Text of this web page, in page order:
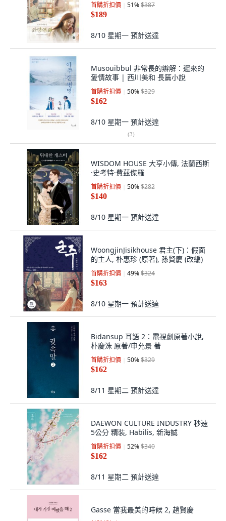
首購折扣價 51%$387
$189
8/10 星期一 預計送達
Musouibbul 非常長的辯解：遲來的
愛情故事 | 西川美和 長篇小說
首購折扣價 50%$329
$162
8/10 星期一 預計送達
(3)
WISDOM HOUSE 大亨小傳, 法蘭西斯
·史考特·費茲傑羅
首購折扣價 50%$282
$140
8/10 星期一 預計送達
WoongjinJisikhouse 君主(下)：假面
的主人, 朴惠珍 (原著), 孫賢慶 (改編)
首購折扣價 49%$324
$163
8/10 星期一 預計送達
Bidansup 耳語 2：電視劇原著小說,
朴慶洙 原著/申允景 著
首購折扣價 50%$329
$162
8/11 星期二 預計送達
DAEWON CULTURE INDUSTRY 秒速
5公分 精裝, Habilis, 新海誠
首購折扣價 52%$340
$162
8/11 星期二 預計送達
Gasse 當我最美的時候 2, 趙賢慶